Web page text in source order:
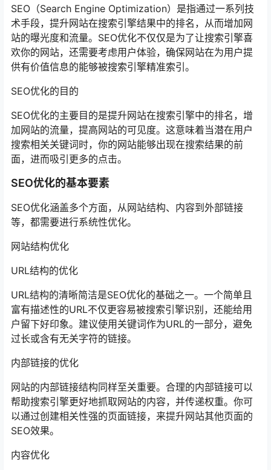
SEO（Search Engine Optimization）是指通过一系列技
术手段，提升网站在搜索引擎结果中的排名，从而增加网
站的曝光度和流量。SEO优化不仅仅是为了让搜索引擎喜
欢你的网站，还需要考虑用户体验，确保网站在为用户提
供有价值信息的能够被搜索引擎精准索引。
SEO优化的目的
SEO优化的主要目的是提升网站在搜索引擎中的排名，增
加网站的流量，提高网站的可见度。这意味着当潜在用户
搜索相关关键词时，你的网站能够出现在搜索结果的前
面，进而吸引更多的点击。
SEO优化的基本要素
SEO优化涵盖多个方面，从网站结构、内容到外部链接
等，都需要进行系统性优化。
网站结构优化
URL结构的优化
URL结构的清晰简洁是SEO优化的基础之一。一个简单且
富有描述性的URL不仅更容易被搜索引擎识别，还能给用
户留下好印象。建议使用关键词作为URL的一部分，避免
过长或含有无关字符的链接。
内部链接的优化
网站的内部链接结构同样至关重要。合理的内部链接可以
帮助搜索引擎更好地抓取网站的内容，并传递权重。你可
以通过创建相关性强的页面链接，来提升网站其他页面的
SEO效果。
内容优化